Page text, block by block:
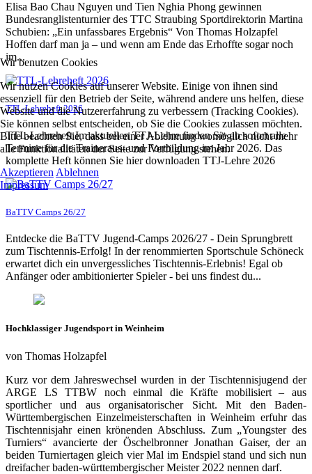
Elisa Bao Chau Nguyen und Tien Nghia Phong gewinnen
Bundesranglistenturnier des TTC Straubing Sportdirektorin Martina
Schubien: „Ein unfassbares Ergebnis“ Von Thomas Holzapfel
Hoffen darf man ja – und wenn am Ende das Erhoffte sogar noch
im...
TTL-Lehreheft 2026
TTL-Lehreheft Im aktuellen TTJ-Lehre finden Sie ab sofort alle
Termine für die Traineraus- und Fortbildung im Jahr 2026. Das
komplette Heft können Sie hier downloaden TTJ-Lehre 2026
BaTTV Camps 26/27
Entdecke die BaTTV Jugend-Camps 2026/27 - Dein Sprungbrett
zum Tischtennis-Erfolg! In der renommierten Sportschule Schöneck
erwartet dich ein unvergessliches Tischtennis-Erlebnis! Egal ob
Anfänger oder ambitionierter Spieler - bei uns findest du...
Hochklassiger Jugendsport in Weinheim
von Thomas Holzapfel
Kurz vor dem Jahreswechsel wurden in der Tischtennisjugend der
ARGE LS TTBW noch einmal die Kräfte mobilisiert – aus
sportlicher und aus organisatorischer Sicht. Mit den Baden-
Württembergischen Einzelmeisterschaften in Weinheim erfuhr das
Tischtennisjahr einen krönenden Abschluss. Zum „Youngster des
Turniers“ avancierte der Öschelbronner Jonathan Gaiser, der an
beiden Turniertagen gleich vier Mal im Endspiel stand und sich nun
dreifacher baden-württembergischer Meister 2022 nennen darf.
Wir benutzen Cookies
Wir nutzen Cookies auf unserer Website. Einige von ihnen sind
essenziell für den Betrieb der Seite, während andere uns helfen, diese
Website und die Nutzererfahrung zu verbessern (Tracking Cookies).
Sie können selbst entscheiden, ob Sie die Cookies zulassen möchten.
Bitte beachten Sie, dass bei einer Ablehnung womöglich nicht mehr
alle Funktionalitäten der Seite zur Verfügung stehen.
Akzeptieren Ablehnen
Impressum